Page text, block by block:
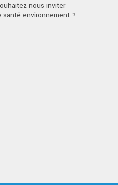
nous inviter
santé environnement ?